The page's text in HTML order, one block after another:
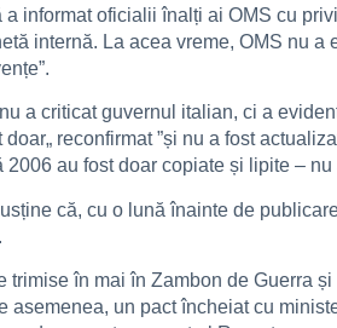
a informat oficialii înalți ai OMS cu
internă. La acea vreme, OMS nu
a criticat guvernul italian, ci a
doar„ reconfirmat ”și nu a fost
2006 au fost doar copiate și lipite –
că, cu o lună înainte de
trimise în mai în Zambon de Guerra
asemenea, un pact încheiat cu